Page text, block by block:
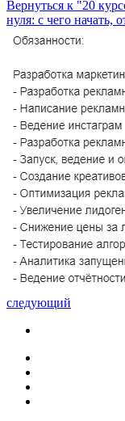
Вернуться к "20
нуля: с чего начать,
следующий